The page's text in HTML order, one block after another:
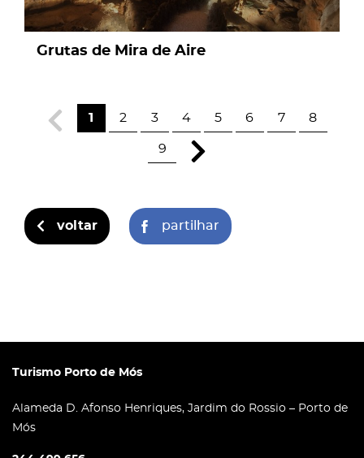
Grutas de Mira de Aire
1 2 3 4 5 6 7 8
9
voltar partilhar
Turismo Porto de Mós
Alameda D. Afonso Henriques, Jardim do Rossio – Porto de
Mós